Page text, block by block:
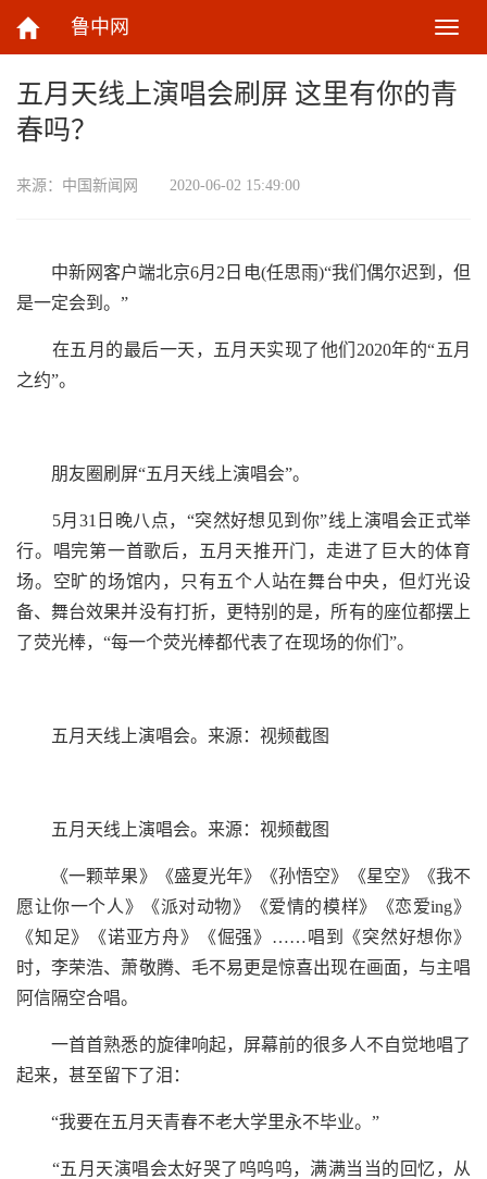
鲁中网
切
换
航
五月天线上演唱会刷屏 这里有你的青
春吗？
来源： 中国新闻网 2020-06-02 15:49:00
中新网客户端北京6月2日电(任思雨)“我们偶尔迟到，但
是一定会到。”
在五月的最后一天，五月天实现了他们2020年的“五月
之约”。
朋友圈刷屏“五月天线上演唱会”。
5月31日晚八点，“突然好想见到你”线上演唱会正式举
行。唱完第一首歌后，五月天推开门，走进了巨大的体育
场。空旷的场馆内，只有五个人站在舞台中央，但灯光设
备、舞台效果并没有打折，更特别的是，所有的座位都摆上
了荧光棒，“每一个荧光棒都代表了在现场的你们”。
五月天线上演唱会。来源：视频截图
五月天线上演唱会。来源：视频截图
《一颗苹果》《盛夏光年》《孙悟空》《星空》《我不
愿让你一个人》《派对动物》《爱情的模样》《恋爱ing》
《知足》《诺亚方舟》《倔强》……唱到《突然好想你》
时，李荣浩、萧敬腾、毛不易更是惊喜出现在画面，与主唱
阿信隔空合唱。
一首首熟悉的旋律响起，屏幕前的很多人不自觉地唱了
起来，甚至留下了泪：
“我要在五月天青春不老大学里永不毕业。”
“五月天演唱会太好哭了呜呜呜，满满当当的回忆，从